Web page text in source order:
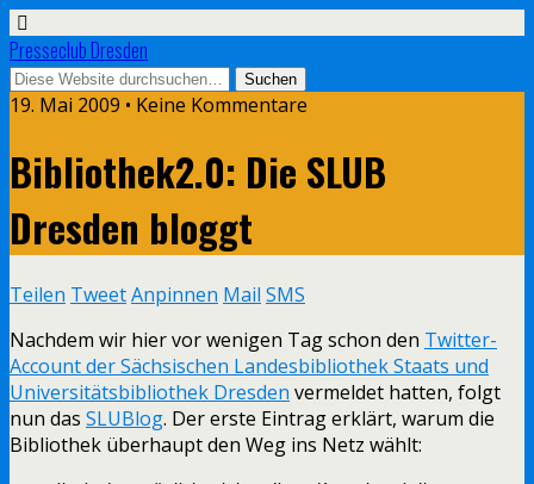
Presseclub Dresden
19. Mai 2009 • Keine Kommentare
Bibliothek2.0: Die SLUB
Dresden bloggt
Teilen TweetAnpinnen Mail SMS
Nachdem wir hier vor wenigen Tag schon den Twitter-
Account der Sächsischen Landesbibliothek Staats und
Universitätsbibliothek Dresden vermeldet hatten, folgt
nun das SLUBlog. Der erste Eintrag erklärt, warum die
Bibliothek überhaupt den Weg ins Netz wählt: